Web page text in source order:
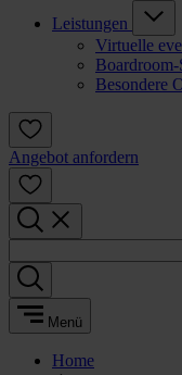
Leistungen
Virtuelle
Boardroom-
Besondere
Angebot anfordern
Menü
Home